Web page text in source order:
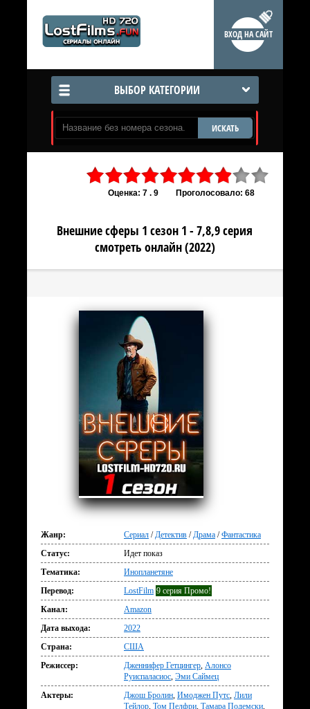
ВХОД НА САЙТ
ВЫБОР КАТЕГОРИИ
ИСКАТЬ
Оценка: 7 . 9 Проголосовало: 68
Внешние сферы 1 сезон 1 - 7,8,9 серия
смотреть онлайн (2022)
Жанр: Сериал /Детектив /Драма /Фантастика
Статус:
Идет показ
Тематика:
Инопланетяне
Перевод:
LostFilm 9 серия Промо!
Канал:
Amazon
Дата выхода:
2022
Страна:
США
Режиссер:
Дженнифер Гетцингер, Алонсо
Руиспаласиос, Эми Саймец
Актеры:
Джош Бролин, Имоджен Путс, Лили
Тейлор, Том Пелфри, Тамара Подемски,